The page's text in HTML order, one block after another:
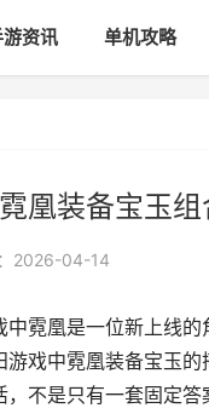
资讯 单机攻略
凰装备宝玉
2026-04-14
霓凰是一位新上线
戏中霓凰装备宝玉
，不是只有一套固定